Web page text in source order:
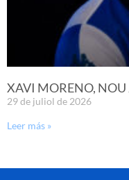
XAVI MORENO, NOU
29 de juliol de 2026
Leer más »